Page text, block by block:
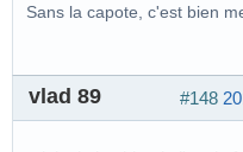
Sans la capote, c'est bien
#148
vlad 89